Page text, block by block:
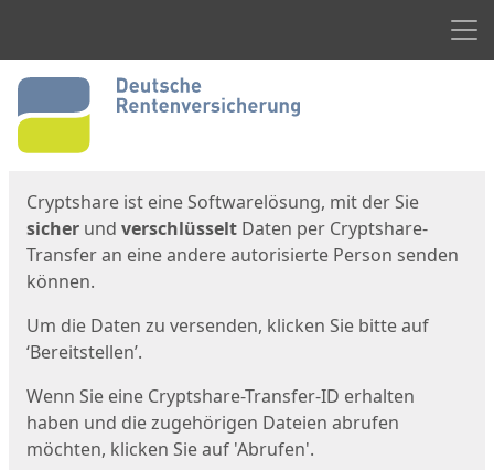
Start
Cryptshare ist eine Softwarelösung, mit der Sie
sicher und verschlüsselt Daten per Cryptshare-
Transfer an eine andere autorisierte Person senden
können.
Um die Daten zu versenden, klicken Sie bitte auf
‘Bereitstellen’.
Wenn Sie eine Cryptshare-Transfer-ID erhalten
haben und die zugehörigen Dateien abrufen
möchten, klicken Sie auf 'Abrufen'.